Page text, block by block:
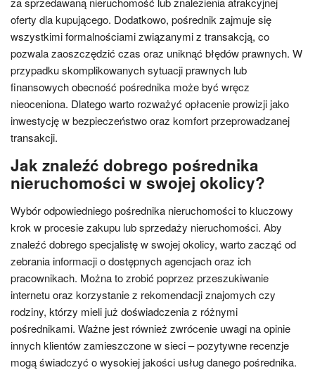
oferty dla kupującego. Dodatkowo, pośrednik zajmuje się
wszystkimi formalnościami związanymi z transakcją, co
pozwala zaoszczędzić czas oraz uniknąć błędów prawnych. W
przypadku skomplikowanych sytuacji prawnych lub
finansowych obecność pośrednika może być wręcz
nieoceniona. Dlatego warto rozważyć opłacenie prowizji jako
inwestycję w bezpieczeństwo oraz komfort przeprowadzanej
transakcji.
Jak znaleźć dobrego pośrednika
nieruchomości w swojej okolicy?
Wybór odpowiedniego pośrednika nieruchomości to kluczowy
krok w procesie zakupu lub sprzedaży nieruchomości. Aby
znaleźć dobrego specjalistę w swojej okolicy, warto zacząć od
zebrania informacji o dostępnych agencjach oraz ich
pracownikach. Można to zrobić poprzez przeszukiwanie
internetu oraz korzystanie z rekomendacji znajomych czy
rodziny, którzy mieli już doświadczenia z różnymi
pośrednikami. Ważne jest również zwrócenie uwagi na opinie
innych klientów zamieszczone w sieci – pozytywne recenzje
mogą świadczyć o wysokiej jakości usług danego pośrednika.